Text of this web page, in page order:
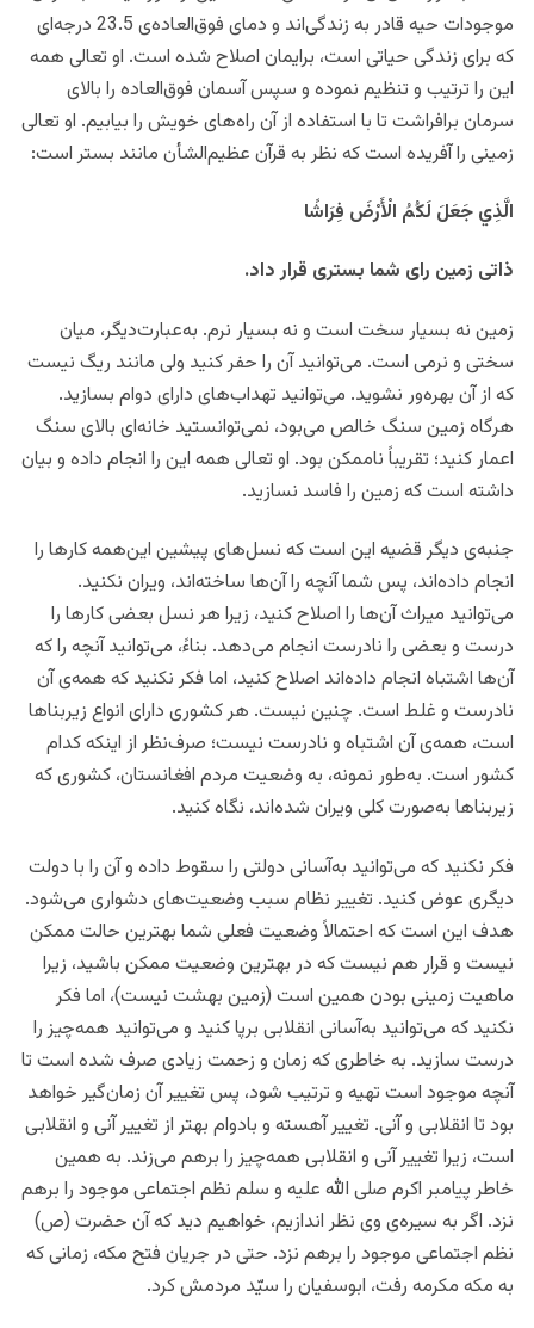
موجودات حیه قادر به زندگی‌اند و دمای فوق‌العاده‌ی 23.5 درجه‌ای
که برای زندگی حیاتی است، برایمان اصلاح شده است. او تعالی همه
این را ترتیب و تنظیم نموده و سپس آسمان فوق‌العاده را بالای
سرمان برافراشت تا با استفاده از آن راه‌های خویش را بیابیم. او تعالی
زمینی را آفریده است که نظر به قرآن عظیم‌الشأن مانند بستر است:
الَّذِي جَعَلَ لَكُمُ الْأَرْضَ فِرَاشًا
ذاتی زمین رای شما بستری قرار داد.
زمین نه بسیار سخت است و نه بسیار نرم. به‌عبارت‌دیگر، میان
سختی و نرمی است. می‌توانید آن را حفر کنید ولی مانند ریگ نیست
که از آن بهره‌ور نشوید. می‌توانید تهداب‌های دارای دوام بسازید.
هرگاه زمین سنگ خالص می‌بود، نمی‌توانستید خانه‌ای بالای سنگ
اعمار کنید؛ تقریباً ناممکن بود. او تعالی همه این را انجام داده و بیان
داشته است که زمین را فاسد نسازید.
جنبه‌ی دیگر قضیه این است که نسل‌های پیشین این‌همه کارها را
انجام داده‌اند، پس شما آنچه را آن‌ها ساخته‌اند، ویران نکنید.
می‌توانید میراث آن‌ها را اصلاح کنید، زیرا هر نسل بعضی کارها را
درست و بعضی را نادرست انجام می‌دهد. بناءً، می‌توانید آنچه را که
آن‌ها اشتباه انجام داده‌اند اصلاح کنید، اما فکر نکنید که همه‌ی آن
نادرست و غلط است. چنین نیست. هر کشوری دارای انواع زیربناها
است، همه‌ی آن اشتباه و نادرست نیست؛ صرف‌نظر از اینکه کدام
کشور است. به‌طور نمونه، به وضعیت مردم افغانستان، کشوری که
زیربناها به‌صورت کلی ویران شده‌اند، نگاه کنید.
فکر نکنید که می‌توانید به‌آسانی دولتی را سقوط داده و آن را با دولت
دیگری عوض کنید. تغییر نظام سبب وضعیت‌های دشواری می‌شود.
هدف این است که احتمالاً وضعیت فعلی شما بهترین حالت ممکن
نیست و قرار هم نیست که در بهترین وضعیت ممکن باشید، زیرا
ماهیت زمینی بودن همین است (زمین بهشت نیست)، اما فکر
نکنید که می‌توانید به‌آسانی انقلابی برپا کنید و می‌توانید همه‌چیز را
درست سازید. به خاطری که زمان و زحمت زیادی صرف شده است تا
آنچه موجود است تهیه و ترتیب شود، پس تغییر آن زمان‌گیر خواهد
بود تا انقلابی و آنی. تغییر آهسته و بادوام بهتر از تغییر آنی و انقلابی
است، زیرا تغییر آنی و انقلابی همه‌چیز را برهم می‌زند. به همین
خاطر پیامبر اکرم صلی الله علیه و سلم نظم اجتماعی موجود را برهم
نزد. اگر به سیره‌ی وی نظر اندازیم، خواهیم دید که آن حضرت (ص)
نظم اجتماعی موجود را برهم نزد. حتی در جریان فتح مکه، زمانی که
به مکه مکرمه رفت، ابوسفیان را سیّد مردمش کرد.